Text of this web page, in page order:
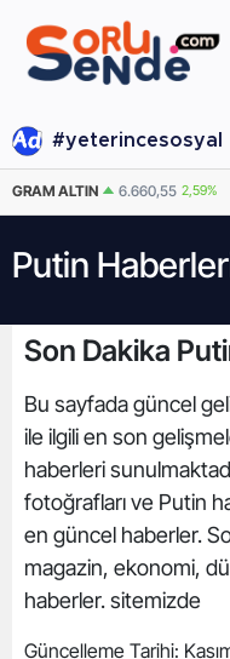
#yeterincesosyal
GRAM ALTIN 6.660,55 2,59%
Putin
Son Dakika
Bu sayfada güncel
ile ilgili en son
haberleri
fotoğrafları ve Putin
en güncel haberler.
magazin, ekonomi,
haberler. sitemizde
Güncelleme Tarihi: